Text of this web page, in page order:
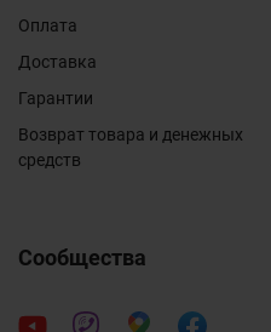
Оплата
Доставка
Гарантии
Возврат товара и денежных
средств
Сообщества